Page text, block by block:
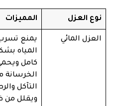
نوع العزل المميزات
العزل المائي
يمنع
المياه
كامل
الخرسانة
التآكل
ويقلل من